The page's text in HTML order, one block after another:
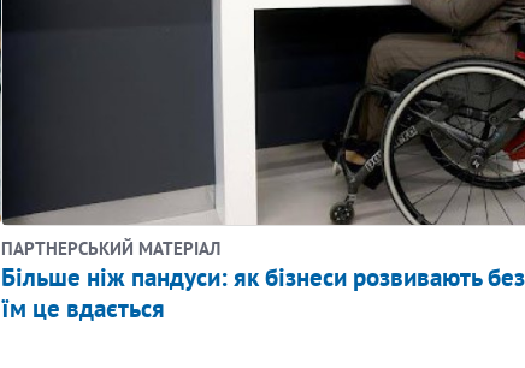
ПАРТНЕРСЬКИЙ МАТЕРІАЛ
Більше ніж пандуси: як бізнеси розвивають
їм це вдається